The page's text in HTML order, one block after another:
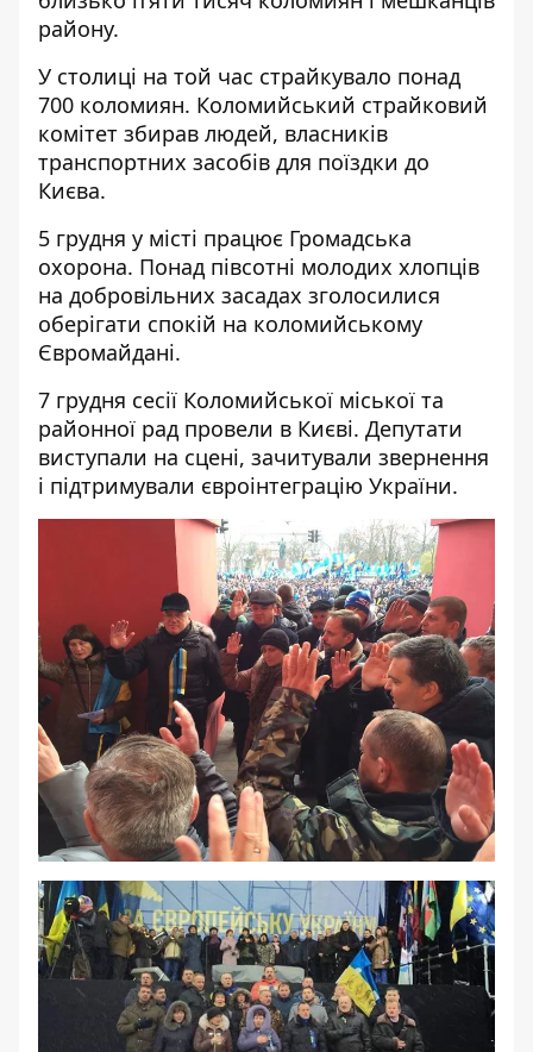
району.
У столиці на той час страйкувало понад
700 коломиян. Коломийський страйковий
комітет збирав людей, власників
транспортних засобів для поїздки до
Києва.
5 грудня у місті працює Громадська
охорона. Понад півсотні молодих хлопців
на добровільних засадах зголосилися
оберігати спокій на коломийському
Євромайдані.
7 грудня сесії Коломийської міської та
районної рад провели в Києві. Депутати
виступали на сцені, зачитували звернення
і підтримували євроінтеграцію України.